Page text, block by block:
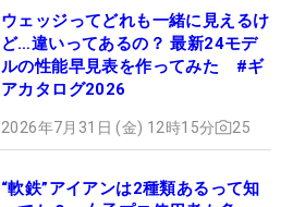
ウェッジってどれも一緒に見えるけ
ど…違いってあるの？ 最新24モデ
ルの性能早見表を作ってみた #ギ
アカタログ2026
2026年7月31日 (金) 12時15分 25
“軟鉄”アイアンは2種類あるって知